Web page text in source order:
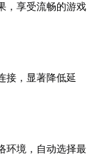
，享受流畅的游戏
接，显著降低延
环境，自动选择最